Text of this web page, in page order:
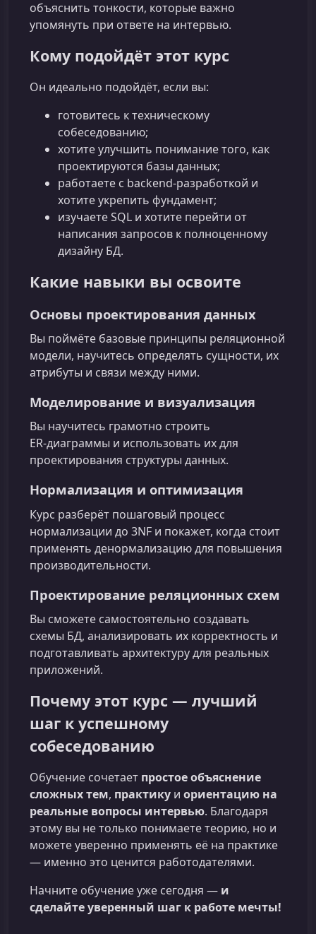
объяснить тонкости, которые важно
упомянуть при ответе на интервью.
Кому подойдёт этот курс
Он идеально подойдёт, если вы:
готовитесь к техническому
собеседованию;
хотите улучшить понимание того, как
проектируются базы данных;
работаете с backend‑разработкой и
хотите укрепить фундамент;
изучаете SQL и хотите перейти от
написания запросов к полноценному
дизайну БД.
Какие навыки вы освоите
Основы проектирования данных
Вы поймёте базовые принципы реляционной
модели, научитесь определять сущности, их
атрибуты и связи между ними.
Моделирование и визуализация
Вы научитесь грамотно строить
ER‑диаграммы и использовать их для
проектирования структуры данных.
Нормализация и оптимизация
Курс разберёт пошаговый процесс
нормализации до 3NF и покажет, когда стоит
применять денормализацию для повышения
производительности.
Проектирование реляционных схем
Вы сможете самостоятельно создавать
схемы БД, анализировать их корректность и
подготавливать архитектуру для реальных
приложений.
Почему этот курс — лучший
шаг к успешному
собеседованию
Обучение сочетает простое объяснение
сложных тем, практику и ориентацию на
реальные вопросы интервью. Благодаря
этому вы не только понимаете теорию, но и
можете уверенно применять её на практике
— именно это ценится работодателями.
Начните обучение уже сегодня — и
сделайте уверенный шаг к работе мечты!